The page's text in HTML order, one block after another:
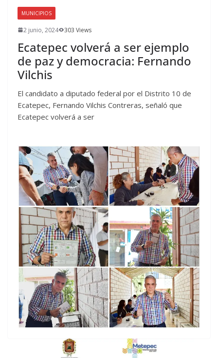
MUNICIPIOS
2 junio, 2024 303 Views
Ecatepec volverá a ser ejemplo
de paz y democracia: Fernando
Vilchis
El candidato a diputado federal por el Distrito 10 de
Ecatepec, Fernando Vilchis Contreras, señaló que
Ecatepec volverá a ser